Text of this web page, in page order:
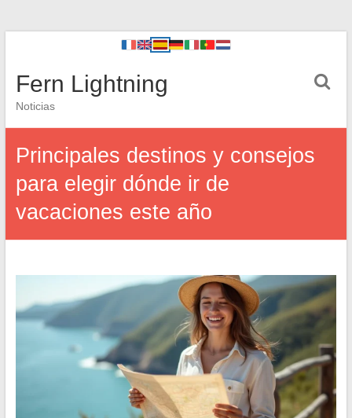
Fern Lightning
Noticias
Principales destinos y consejos
para elegir dónde ir de
vacaciones este año